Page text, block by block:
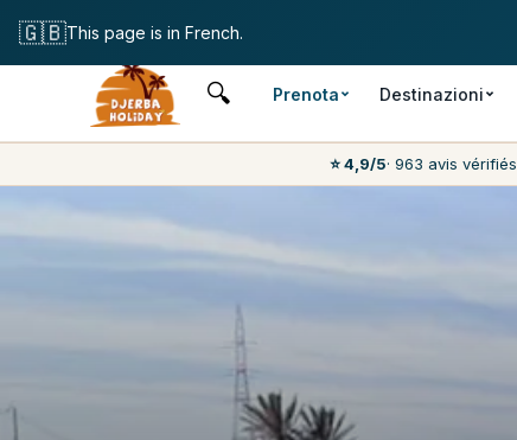
🔍 Prenota Destinazioni
⭐ 4,9/5· 963 avis vérifiés
🇬🇧This page is in French.